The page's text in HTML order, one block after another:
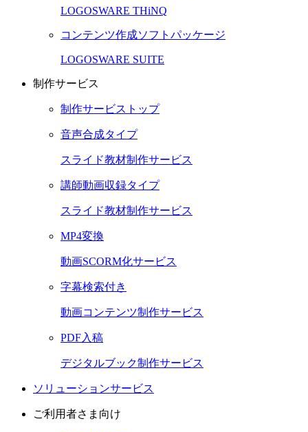
LOGOSWARE THiNQ
コンテンツ作成ソフトパッケージ
LOGOSWARE SUITE
制作サービス
制作サービストップ
音声合成タイプ
スライド教材制作サービス
講師動画収録タイプ
スライド教材制作サービス
MP4変換
動画SCORM化サービス
字幕検索付き
動画コンテンツ制作サービス
PDF入稿
デジタルブック制作サービス
ソリューションサービス
ご利用者さま向け